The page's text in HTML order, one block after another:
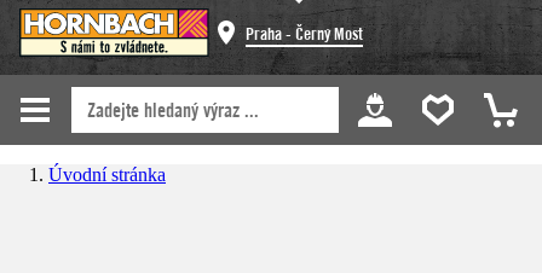
Praha - Černý Most
Úvodní stránka